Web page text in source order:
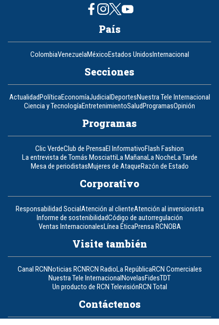
País
ColombiaVenezuelaMéxicoEstados UnidosInternacional
Secciones
ActualidadPolíticaEconomíaJudicialDeportesNuestra Tele Internacional
Ciencia y TecnologíaEntretenimientoSaludProgramasOpinión
Programas
Clic VerdeClub de PrensaEl InformativoFlash Fashion
La entrevista de Tomás MosciattiLa MañanaLa NocheLa Tarde
Mesa de periodistasMujeres de AtaqueRazón de Estado
Corporativo
Responsabilidad SocialAtención al clienteAtención al inversionista
Informe de sostenibilidadCódigo de autorregulación
Ventas InternacionalesLínea ÉticaPrensa RCNOBA
Visite también
Canal RCNNoticias RCNRCN RadioLa RepúblicaRCN Comerciales
Nuestra Tele InternacionalNovelasFidesTDT
Un producto de RCN TelevisiónRCN Total
Contáctenos